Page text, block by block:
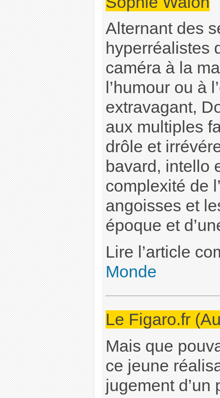
Alternant des
hyperréalistes
caméra à la
l’humour ou à
extravagant,
aux multiples
drôle et
bavard, intello
complexité de
angoisses et
époque et
Lire l’article
Monde
Le Figaro.fr
Mais que
ce jeune
jugement d’un